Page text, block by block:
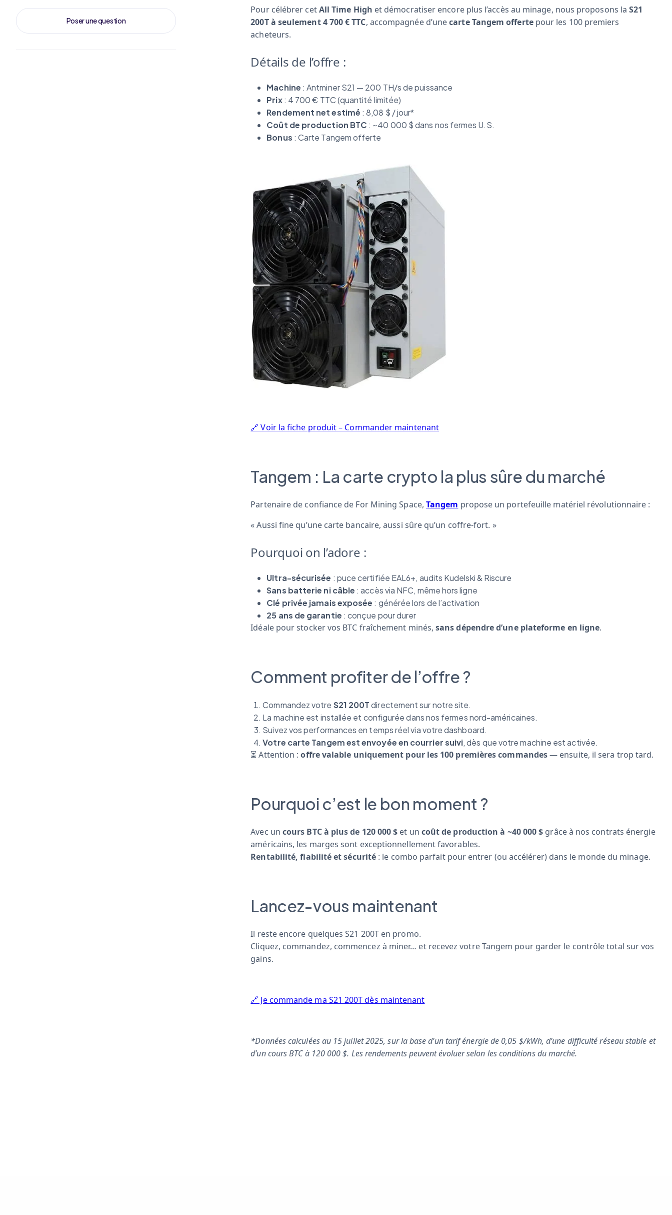
Poser une question
Pour célébrer cetAll Time High et démocratiser encore plus l’accès au minage, nous proposons laS21
200T à seulement 4 700 € TTC, accompagnée d’unecarte Tangem offertepour les 100 premiers
acheteurs.
Détails de l’offre :
Machine : Antminer S21 — 200 TH/s de puissance
Prix: 4 700 € TTC (quantité limitée)
Rendement net estimé : 8,08 $ / jour*
Coût de production BTC : ~40 000 $ dans nos fermes U.S.
Bonus : Carte Tangem offerte
🔗 Voir la fiche produit – Commander maintenant
Tangem : La carte crypto la plus sûre du marché
Partenaire de confiance de For Mining Space, Tangem propose un portefeuille matériel révolutionnaire :
« Aussi fine qu’une carte bancaire, aussi sûre qu’un coffre-fort. »
Pourquoi on l’adore :
Ultra-sécurisée : puce certifiée EAL6+, audits Kudelski & Riscure
Sans batterie ni câble : accès via NFC, même hors ligne
Clé privée jamais exposée : générée lors de l’activation
25 ans de garantie : conçue pour durer
Idéale pour stocker vos BTC fraîchement minés,sans dépendre d’une plateforme en ligne.
Comment profiter de l’offre ?
Commandez votre S21 200Tdirectement sur notre site.
La machine est installée et configurée dans nos fermes nord-américaines.
Suivez vos performances en temps réel via votre dashboard.
Votre carte Tangem est envoyée en courrier suivi, dès que votre machine est activée.
⏳ Attention :offre valable uniquement pour les 100 premières commandes— ensuite, il sera trop tard.
Pourquoi c’est le bon moment ?
Avec un cours BTC à plus de 120 000 $ et un coût de production à ~40 000 $ grâce à nos contrats énergie
américains, les marges sont exceptionnellement favorables.
Rentabilité, fiabilité et sécurité : le combo parfait pour entrer (ou accélérer) dans le monde du minage.
Lancez-vous maintenant
Il reste encore quelques S21 200T en promo.
Cliquez, commandez, commencez à miner… et recevez votre Tangem pour garder le contrôle total sur vos
gains.
🔗 Je commande ma S21 200T dès maintenant
*Données calculées au 15 juillet 2025, sur la base d’un tarif énergie de 0,05 $/kWh, d’une difficulté réseau stable et
d’un cours BTC à 120 000 $. Les rendements peuvent évoluer selon les conditions du marché.